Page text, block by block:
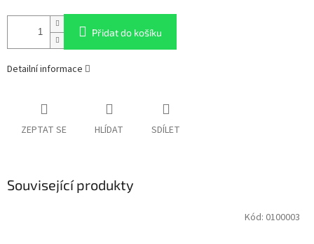
Přidat do košíku
Detailní informace
ZEPTAT SE HLÍDAT SDÍLET
Související produkty
Kód: 0100003